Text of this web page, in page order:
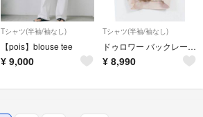
Tシャツ(半袖/袖なし)
【pois】blouse tee
¥ 9,000
Tシャツ(半袖/袖なし)
ドゥロワー バックレースショートスリーブカットソー レディース 2 ピンク【中古】【新入荷】 ☆
¥ 8,990